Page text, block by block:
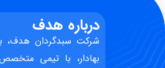
درباره هدف
شرکت سبدگردان هدف،
بهادار، با تیمی